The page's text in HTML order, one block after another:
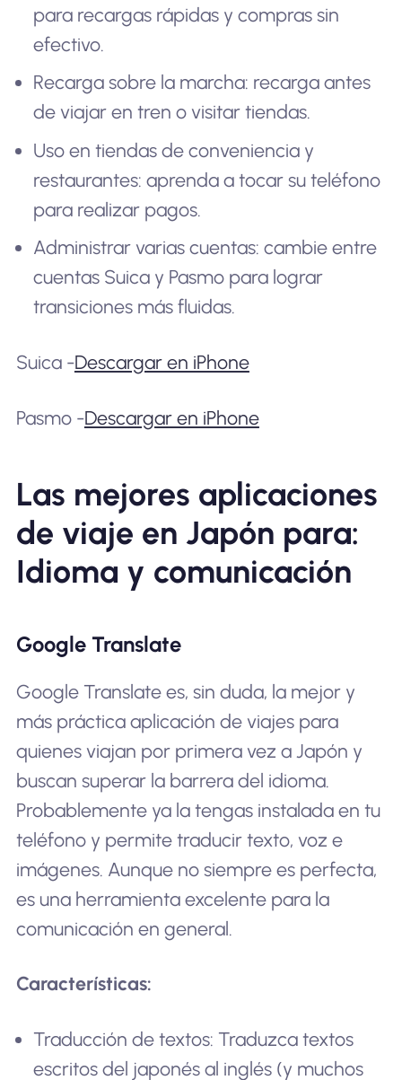
para recargas rápidas y compras sin
efectivo.
Recarga sobre la marcha: recarga antes
de viajar en tren o visitar tiendas.
Uso en tiendas de conveniencia y
restaurantes: aprenda a tocar su teléfono
para realizar pagos.
Administrar varias cuentas: cambie entre
cuentas Suica y Pasmo para lograr
transiciones más fluidas.
Suica -Descargar en iPhone
Pasmo -Descargar en iPhone
Las mejores aplicaciones
de viaje en Japón para:
Idioma y comunicación
Google Translate
Google Translate es, sin duda, la mejor y
más práctica aplicación de viajes para
quienes viajan por primera vez a Japón y
buscan superar la barrera del idioma.
Probablemente ya la tengas instalada en tu
teléfono y permite traducir texto, voz e
imágenes. Aunque no siempre es perfecta,
es una herramienta excelente para la
comunicación en general.
Características:
Traducción de textos: Traduzca textos
escritos del japonés al inglés (y muchos